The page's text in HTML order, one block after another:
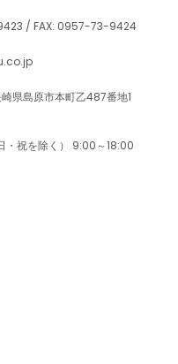
/ FAX: 0957-73-9424
県島原市本町乙487番地1
・祝を除く） 9:00～18:00